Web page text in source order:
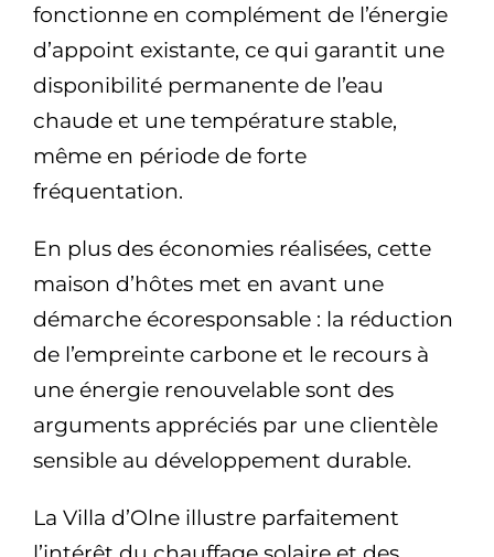
fonctionne en complément de l’énergie
d’appoint existante, ce qui garantit une
disponibilité permanente de l’eau
chaude et une température stable,
même en période de forte
fréquentation.
En plus des économies réalisées, cette
maison d’hôtes met en avant une
démarche écoresponsable : la réduction
de l’empreinte carbone et le recours à
une énergie renouvelable sont des
arguments appréciés par une clientèle
sensible au développement durable.
La Villa d’Olne illustre parfaitement